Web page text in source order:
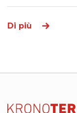
Di più